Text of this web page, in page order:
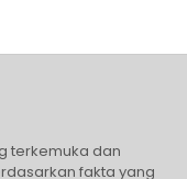
terkemuka dan
fakta yang